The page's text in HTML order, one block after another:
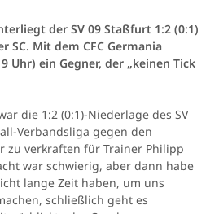
der SV 09 Staßfurt 1:2 (0:1)
SC. Mit dem CFC Germania
Uhr) ein Gegner, der „keinen Tick
die 1:2 (0:1)-Niederlage des SV
Verbandsliga gegen den
zu verkraften für Trainer Philipp
war schwierig, aber dann habe
lange Zeit haben, um uns
schließlich geht es